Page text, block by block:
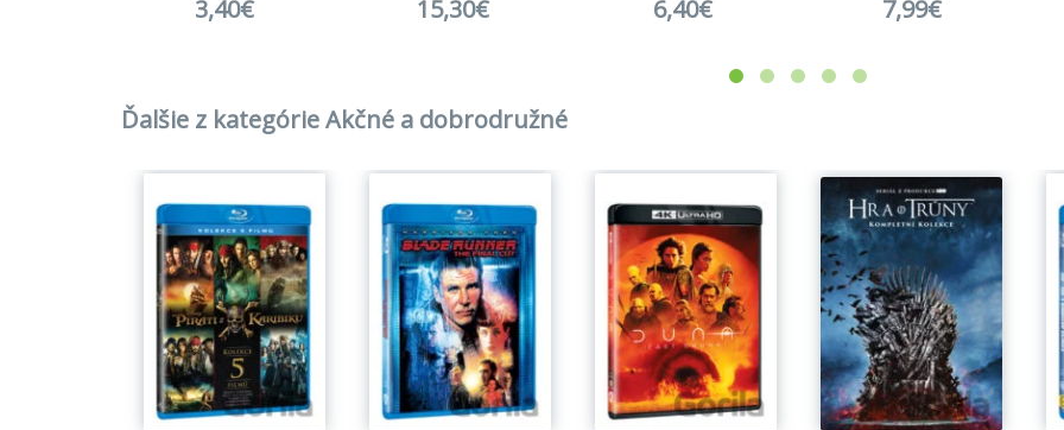
3,40€ 15,30€ 6,40€ 7,99€
Ďalšie z kategórie Akčné a dobrodružné